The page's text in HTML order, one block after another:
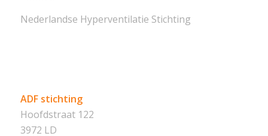
Nederlandse Hyperventilatie Stichting
ADF stichting
Hoofdstraat 122
3972 LD